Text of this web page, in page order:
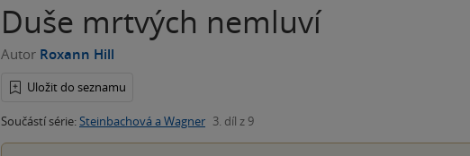
Duše mrtvých nemluví
Autor Roxann Hill
Uložit do seznamu
Součástí série:Steinbachová a Wagner 3. díl z 9